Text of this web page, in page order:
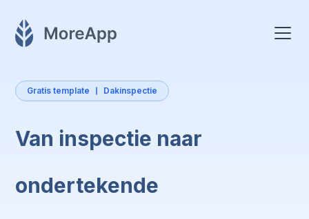
Gratis template Dakinspectie
Van inspectie naar
ondertekende